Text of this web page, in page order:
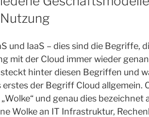
und IaaS – dies sind die Begriffe,
mit der Cloud immer wieder
hinter diesen Begriffen und
erstes der Begriff Cloud allgemein.
und genau dies bezeichnet
Wolke an IT Infrastruktur,